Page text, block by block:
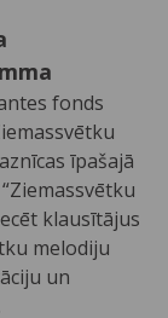
fonds
īpašajā
klausītājus
melodiju
un